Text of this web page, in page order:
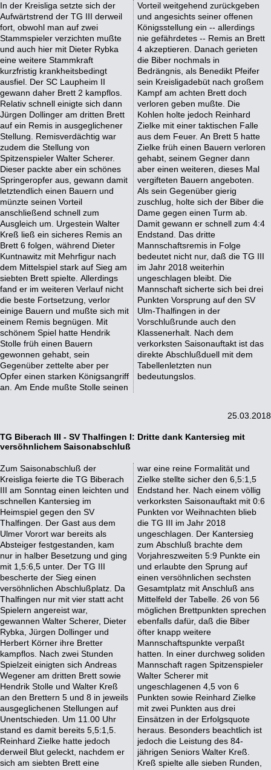
In der Kreisliga setzte sich der
Aufwärtstrend der TG III derweil
fort, obwohl man auf zwei
Stammspieler verzichten mußte
und auch hier mit Dieter Rybka
eine weitere Stammkraft
kurzfristig krankheitsbedingt
ausfiel. Der SC Laupheim II
gewann daher Brett 2 kampflos.
Relativ schnell einigte sich dann
Jürgen Dollinger am dritten Brett
auf ein Remis in ausgeglichener
Stellung. Remisverdächtig war
zudem die Stellung von
Spitzenspieler Walter Scherer.
Dieser packte aber ein schönes
Springeropfer aus, gewann damit
letztendlich einen Bauern und
münzte seinen Vorteil
anschließend schnell zum
Ausgleich um. Urgestein Walter
Kreß ließ ein sicheres Remis an
Brett 6 folgen, während Dieter
Kuntnawitz mit Mehrfigur nach
dem Mittelspiel stark auf Sieg am
siebten Brett spielte. Allerdings
fand er im weiteren Verlauf nicht
die beste Fortsetzung, verlor
einige Bauern und mußte sich mit
einem Remis begnügen. Mit
schönem Spiel hatte Hendrik
Stolle früh einen Bauern
gewonnen gehabt, sein
Gegenüber zettelte aber per
Opfer einen starken Königsangriff
an. Am Ende mußte Stolle seinen
Vorteil weitgehend zurückgeben
und angesichts seiner offenen
Königsstellung ein -- allerdings
nie gefährdetes -- Remis an Brett
4 akzeptieren. Danach gerieten
die Biber nochmals in
Bedrängnis, als Benedikt Pfeifer
sein Kreisligadebüt nach großem
Kampf am achten Brett doch
verloren geben mußte. Die
Kohlen holte jedoch Reinhard
Zielke mit einer taktischen Falle
aus dem Feuer. An Brett 5 hatte
Zielke früh einen Bauern verloren
gehabt, seinem Gegner dann
aber einen weiteren, dieses Mal
vergifteten Bauern angeboten.
Als sein Gegenüber gierig
zuschlug, holte sich der Biber die
Dame gegen einen Turm ab.
Damit gewann er schnell zum 4:4
Endstand. Das dritte
Mannschaftsremis in Folge
bedeutet nicht nur, daß die TG III
im Jahr 2018 weiterhin
ungeschlagen bleibt. Die
Mannschaft sicherte sich bei drei
Punkten Vorsprung auf den SV
Ulm-Thalfingen in der
Vorschlußrunde auch den
Klassenerhalt. Nach dem
verkorksten Saisonauftakt ist das
direkte Abschlußduell mit dem
Tabellenletzten nun
bedeutungslos.
25.03.2018
TG Biberach III - SV Thalfingen I: Dritte dank Kantersieg mit
versöhnlichem Saisonabschluß
Zum Saisonabschluß der
Kreisliga feierte die TG Biberach
III am Sonntag einen leichten und
schnellen Kantersieg im
Heimspiel gegen den SV
Thalfingen. Der Gast aus dem
Ulmer Vorort war bereits als
Absteiger festgestanden, kam
nur in halber Besetzung und ging
mit 1,5:6,5 unter. Der TG III
bescherte der Sieg einen
versöhnlichen Abschlußplatz. Da
Thalfingen nur mit vier statt acht
Spielern angereist war,
gewannen Walter Scherer, Dieter
Rybka, Jürgen Dollinger und
Herbert Körner ihre Bretter
kampflos. Nach zwei Stunden
Spielzeit einigten sich Andreas
Wegener am dritten Brett sowie
Hendrik Stolle und Walter Kreß
an den Brettern 5 und 8 in jeweils
ausgeglichenen Stellungen auf
Unentschieden. Um 11.00 Uhr
stand es damit bereits 5,5:1,5.
Reinhard Zielke hatte jedoch
derweil Blut geleckt, nachdem er
sich am siebten Brett eine
war eine reine Formalität und
Zielke stellte sicher den 6,5:1,5
Endstand her. Nach einem völlig
verkorksten Saisonauftakt mit 0:6
Punkten vor Weihnachten blieb
die TG III im Jahr 2018
ungeschlagen. Der Kantersieg
zum Abschluß brachte dem
Vorjahreszweiten 5:9 Punkte ein
und erlaubte den Sprung auf
einen versöhnlichen sechsten
Gesamtplatz mit Anschluß ans
Mittelfeld der Tabelle. 26 von 56
möglichen Brettpunkten sprechen
ebenfalls dafür, daß die Biber
öfter knapp weitere
Mannschaftspunkte verpaßt
hatten. In einer durchweg soliden
Mannschaft ragen Spitzenspieler
Walter Scherer mit
ungeschlagenen 4,5 von 6
Punkten sowie Reinhard Zielke
mit zwei Punkten aus drei
Einsätzen in der Erfolgsquote
heraus. Besonders beachtlich ist
jedoch die Leistung des 84-
jährigen Seniors Walter Kreß.
Kreß spielte alle sieben Runden,